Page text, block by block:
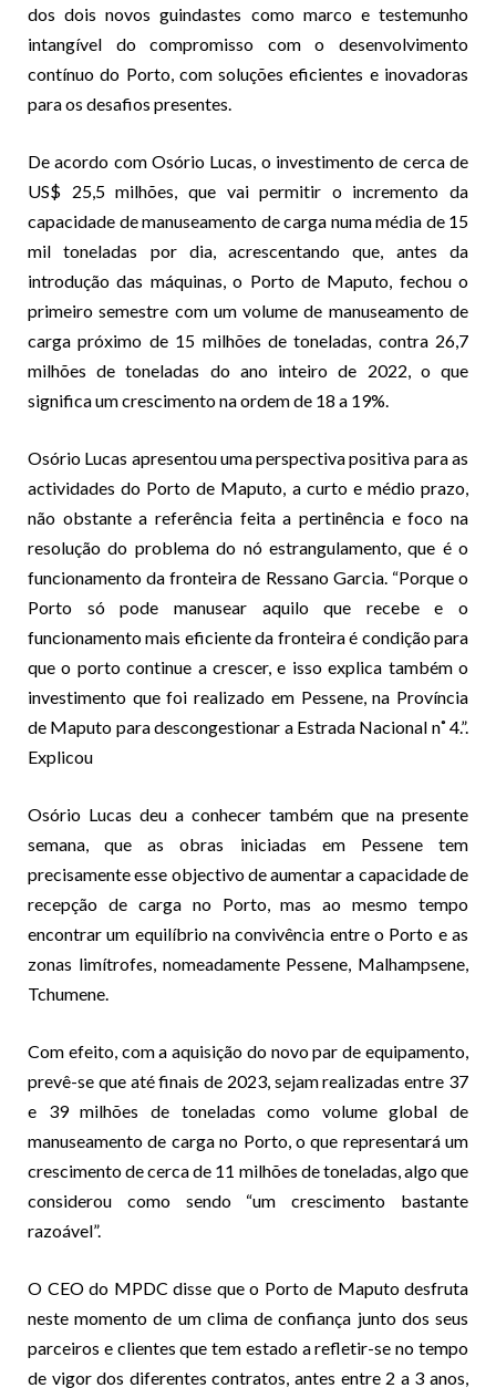
dos dois novos guindastes como marco e testemunho
intangível do compromisso com o desenvolvimento
contínuo do Porto, com soluções eficientes e inovadoras
para os desafios presentes.
De acordo com Osório Lucas, o investimento de cerca de
US$ 25,5 milhões, que vai permitir o incremento da
capacidade de manuseamento de carga numa média de 15
mil toneladas por dia, acrescentando que, antes da
introdução das máquinas, o Porto de Maputo, fechou o
primeiro semestre com um volume de manuseamento de
carga próximo de 15 milhões de toneladas, contra 26,7
milhões de toneladas do ano inteiro de 2022, o que
significa um crescimento na ordem de 18 a 19%.
Osório Lucas apresentou uma perspectiva positiva para as
actividades do Porto de Maputo, a curto e médio prazo,
não obstante a referência feita a pertinência e foco na
resolução do problema do nó estrangulamento, que é o
funcionamento da fronteira de Ressano Garcia. “Porque o
Porto só pode manusear aquilo que recebe e o
funcionamento mais eficiente da fronteira é condição para
que o porto continue a crescer, e isso explica também o
investimento que foi realizado em Pessene, na Província
de Maputo para descongestionar a Estrada Nacional n˚ 4.”.
Explicou
Osório Lucas deu a conhecer também que na presente
semana, que as obras iniciadas em Pessene tem
precisamente esse objectivo de aumentar a capacidade de
recepção de carga no Porto, mas ao mesmo tempo
encontrar um equilíbrio na convivência entre o Porto e as
zonas limítrofes, nomeadamente Pessene, Malhampsene,
Tchumene.
Com efeito, com a aquisição do novo par de equipamento,
prevê-se que até finais de 2023, sejam realizadas entre 37
e 39 milhões de toneladas como volume global de
manuseamento de carga no Porto, o que representará um
crescimento de cerca de 11 milhões de toneladas, algo que
considerou como sendo “um crescimento bastante
razoável”.
O CEO do MPDC disse que o Porto de Maputo desfruta
neste momento de um clima de confiança junto dos seus
parceiros e clientes que tem estado a refletir-se no tempo
de vigor dos diferentes contratos, antes entre 2 a 3 anos,